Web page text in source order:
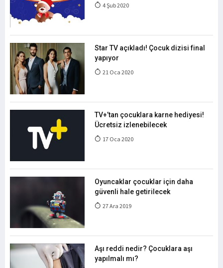
4 Şub 2020
Star TV açıkladı! Çocuk dizisi final
yapıyor
21 Oca 2020
TV+’tan çocuklara karne hediyesi!
Ücretsiz izlenebilecek
17 Oca 2020
Oyuncaklar çocuklar için daha
güvenli hale getirilecek
27 Ara 2019
Aşı reddi nedir? Çocuklara aşı
yapılmalı mı?